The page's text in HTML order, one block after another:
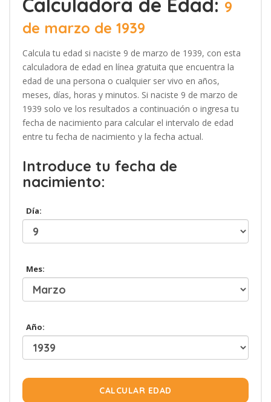
Calculadora de Edad: 9
de marzo de 1939
Calcula tu edad si naciste 9 de marzo de 1939, con esta
calculadora de edad en línea gratuita que encuentra la
edad de una persona o cualquier ser vivo en años,
meses, días, horas y minutos. Si naciste 9 de marzo de
1939 solo ve los resultados a continuación o ingresa tu
fecha de nacimiento para calcular el intervalo de edad
entre tu fecha de nacimiento y la fecha actual.
Introduce tu fecha de
nacimiento:
Día:
Mes:
Año:
CALCULAR EDAD